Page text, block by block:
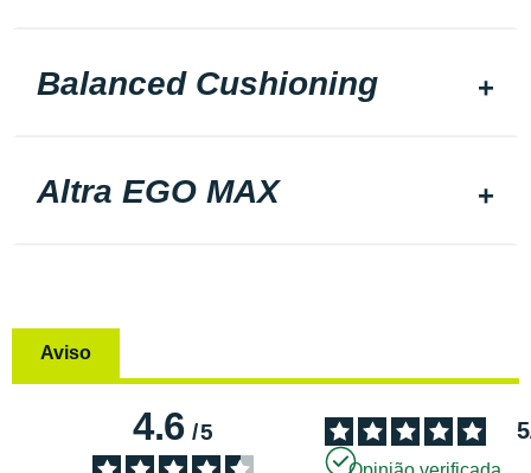
Balanced Cushioning
Altra EGO MAX
Aviso
4.6/5 5